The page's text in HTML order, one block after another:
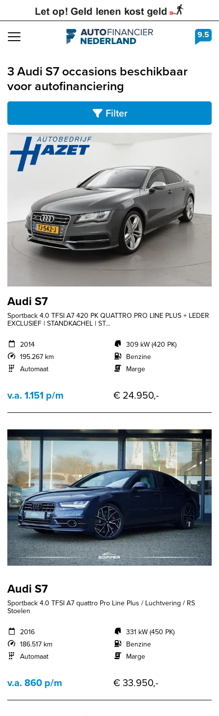
Navigation 9.5
3 Audi S7 occasions beschikbaar
voor autofinanciering
Filter
Audi S7
Sportback 4.0 TFSI A7 420 PK QUATTRO PRO LINE PLUS + LEDER
EXCLUSIEF | STANDKACHEL | ST...
2014
195.267 km
Automaat
309 kW (420 PK)
Benzine
Marge
v.a. 1.151 p/m € 24.950,-
Audi S7
Sportback 4.0 TFSI A7 quattro Pro Line Plus / Luchtvering / RS
Stoelen
2016
186.517 km
Automaat
331 kW (450 PK)
Benzine
Marge
v.a. 860 p/m € 33.950,-